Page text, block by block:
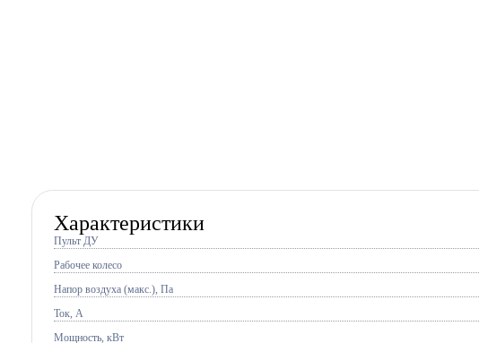
Характеристики
Пульт ДУ
Рабочее колесо
Напор воздуха (макс.), Па
Ток, A
Мощность, кВт